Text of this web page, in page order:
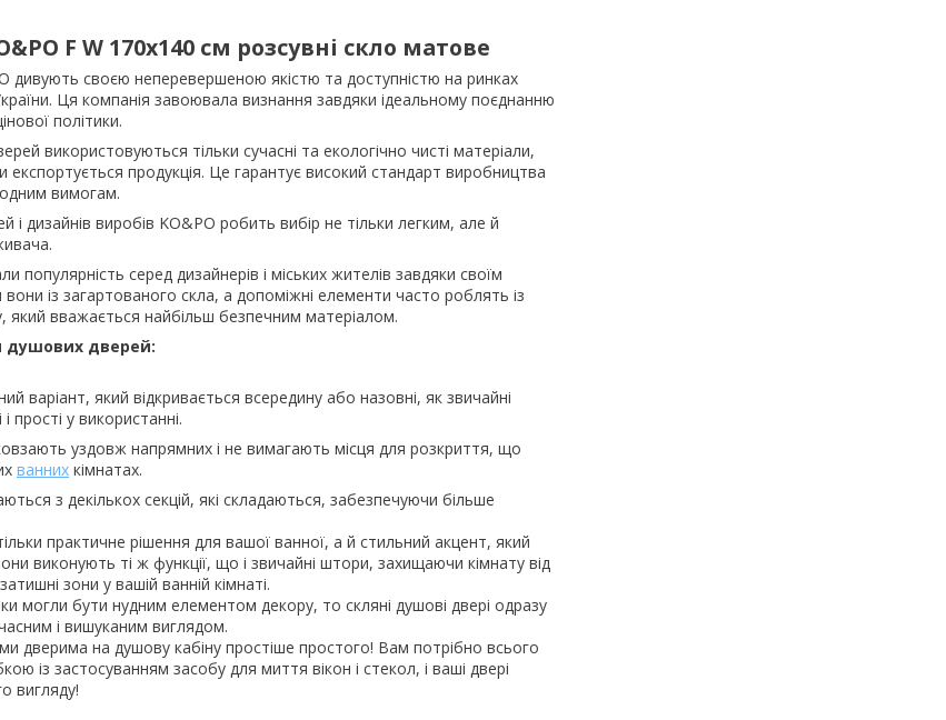
F W 170х140 см розсувні скло матове
дивують своєю неперевершеною якістю та доступністю на ринках
Ця компанія завоювала визнання завдяки ідеальному поєднанню
політики.
використовуються тільки сучасні та екологічно чисті матеріали,
експортується продукція. Це гарантує високий стандарт виробництва
вимогам.
дизайнів виробів KO&PO робить вибір не тільки легким, але й
популярність серед дизайнерів і міських жителів завдяки своїм
із загартованого скла, а допоміжні елементи часто роблять із
який вважається найбільш безпечним матеріалом.
душових дверей:
варіант, який відкривається всередину або назовні, як звичайні
прості у використанні.
уздовж напрямних і не вимагають місця для розкриття, що
ванних кімнатах.
з декількох секцій, які складаються, забезпечуючи більше
практичне рішення для вашої ванної, а й стильний акцент, який
виконують ті ж функції, що і звичайні штори, захищаючи кімнату від
зони у вашій ванній кімнаті.
могли бути нудним елементом декору, то скляні душові двері одразу
і вишуканим виглядом.
дверима на душову кабіну простіше простого! Вам потрібно всього
із застосуванням засобу для миття вікон і стекол, і ваші двері
вигляду!